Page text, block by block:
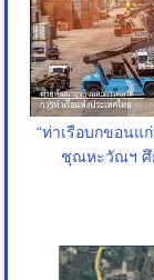
“ท่าเรือบกขอนแ
ชุณหะวัณฯ ศึ